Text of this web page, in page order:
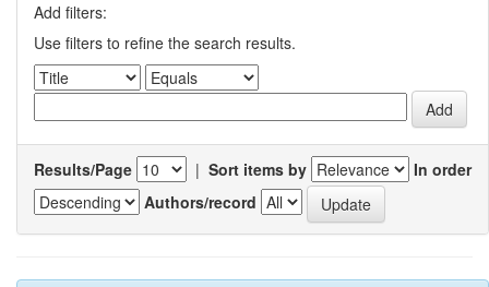
Add filters:
Use filters to refine the search results.
Results/Page | Sort items by
In order
Authors/record